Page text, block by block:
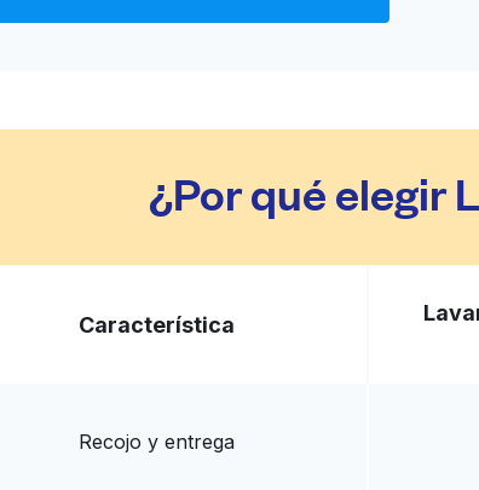
¿Por qué elegir
Característica
Recojo y entrega